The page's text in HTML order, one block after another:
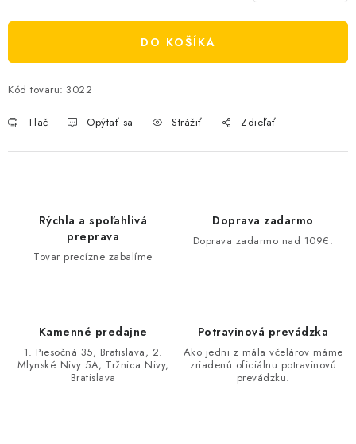
DO KOŠÍKA
Kód tovaru: 3022
Tlač Opýtať sa Strážiť Zdieľať
Rýchla a spoľahlivá
preprava
Tovar precízne zabalíme
Doprava zadarmo
Doprava zadarmo nad 109€.
Kamenné predajne
1. Piesočná 35, Bratislava, 2.
Mlynské Nivy 5A, Tržnica Nivy,
Bratislava
Potravinová prevádzka
Ako jedni z mála včelárov máme
zriadenú oficiálnu potravinovú
prevádzku.